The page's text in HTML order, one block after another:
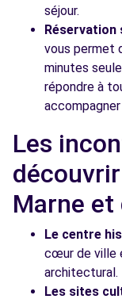
séjour.
Réservation
vous permet
minutes
répondre à
Les
Marne et
Le centre
cœur de ville
architectural.
Les sites